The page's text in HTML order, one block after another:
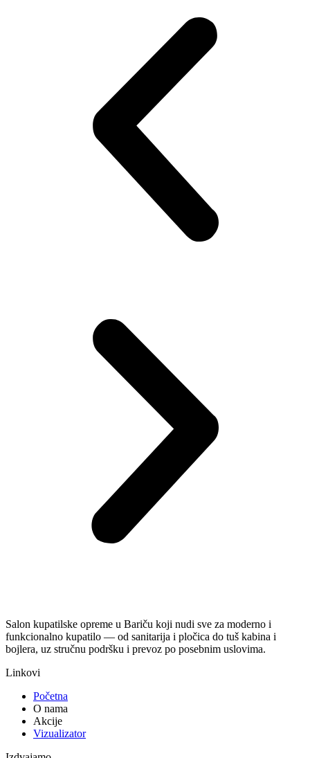
Salon kupatilske opreme u Bariču koji nudi sve za moderno i
funkcionalno kupatilo — od sanitarija i pločica do tuš kabina i
bojlera, uz stručnu podršku i prevoz po posebnim uslovima.
Linkovi
Početna
O nama
Akcije
Vizualizator